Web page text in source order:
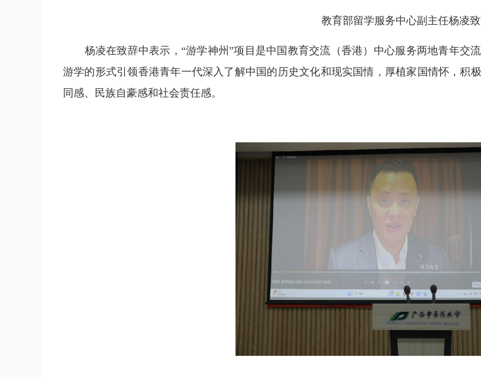
教育部留学服务中心副主任杨凌
杨凌在致辞中表示，“游学神州”项目是中国教育交流（香港）中心服务两地青年交
游学的形式引领香港青年一代深入了解中国的历史文化和现实国情，厚植家国情怀，积
同感、民族自豪感和社会责任感。